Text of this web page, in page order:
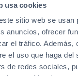
usa cookies
sitio web se usan
anuncios, ofrecer
el tráfico. Además,
el uso que haga del
de redes sociales,